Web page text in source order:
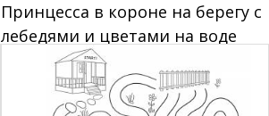
Принцесса в короне на берегу с
лебедями и цветами на воде